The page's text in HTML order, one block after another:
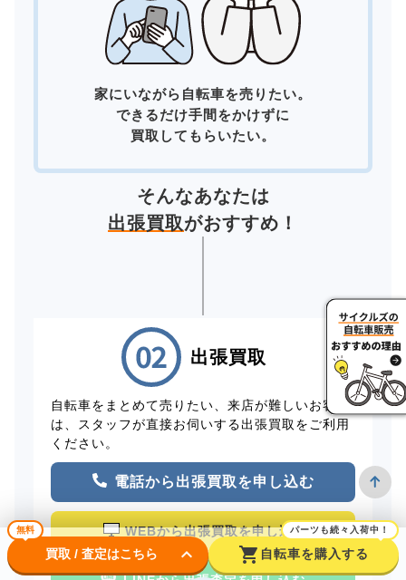
家にいながら自転車を売りたい。
できるだけ手間をかけずに
買取してもらいたい。
そんなあなたは
出張買取がおすすめ！
出張買取
自転車をまとめて売りたい、来店が難しいお客様
は、スタッフが直接お伺いする出張買取をご利用
ください。
電話から出張買取を申し込む
WEBから出張買取を申し込む
無料
買取 / 査定はこちら keyboard_arrow_down shopping_cart
パーツも続々入荷中！
自転車を購入する